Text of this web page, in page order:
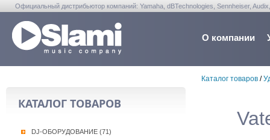
Официальный дистрибьютор компаний: Yamaha, dBTechnologies, Sennheiser,
О компании
КАТАЛОГ ТОВАРОВ
DJ-ОБОРУДОВАНИЕ (71)
Каталог товаров/